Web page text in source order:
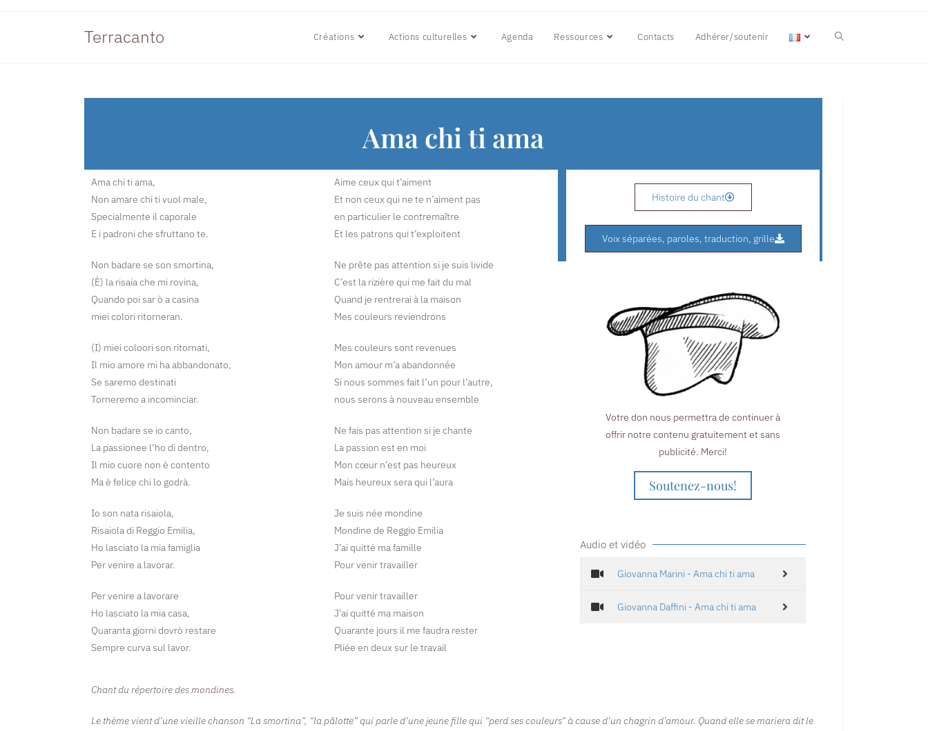
Terracanto Créations Actions culturelles Agenda Ressources Contacts Adhérer/soutenir
Ama chi ti ama
Ama chi ti ama,
Non amare chi ti vuol male,
Specialmente il caporale
E i padroni che sfruttano te.
Non badare se son smortina,
(È) la risaia che mi rovina,
Quando poi sar ò a casina
miei colori ritorneran.
(I) miei coloori son ritornati,
Il mio amore mi ha abbandonato,
Se saremo destinati
Torneremo a incominciar.
Non badare se io canto,
La passionee l’ho di dentro,
Il mio cuore non è contento
Ma è felice chi lo godrà.
Io son nata risaiola,
Risaiola di Reggio Emilia,
Ho lasciato la mia famiglia
Per venire a lavorar.
Per venire a lavorare
Ho lasciato la mia casa,
Quaranta giorni dovrò restare
Sempre curva sul lavor.
Aime ceux qui t’aiment
Et non ceux qui ne te n’aiment pas
en particulier le contremaître
Et les patrons qui t’exploitent
Ne prête pas attention si je suis livide
C’est la rizière qui me fait du mal
Quand je rentrerai à la maison
Mes couleurs reviendrons
Mes couleurs sont revenues
Mon amour m’a abandonnée
Si nous sommes fait l’un pour l’autre,
nous serons à nouveau ensemble
Ne fais pas attention si je chante
La passion est en moi
Mon cœur n’est pas heureux
Mais heureux sera qui l’aura
Je suis née mondine
Mondine de Reggio Emilia
J’ai quitté ma famille
Pour venir travailler
Pour venir travailler
J’ai quitté ma maison
Quarante jours il me faudra rester
Pliée en deux sur le travail
Histoire du chant
Voix séparées, paroles, traduction, grille
Votre don nous permettra de continuer à
offrir notre contenu gratuitement et sans
publicité. Merci!
Soutenez-nous!
Audio et vidéo
Giovanna Marini - Ama chi ti ama
Giovanna Daffini - Ama chi ti ama
Chant du répertoire desmondines.
Le thème vient d’une vieille chanson “La smortina”, “la pâlotte” qui parle d’une jeune fille qui “perd ses couleurs” à cause d’un chagrin d’amour. Quand elle se mariera dit le